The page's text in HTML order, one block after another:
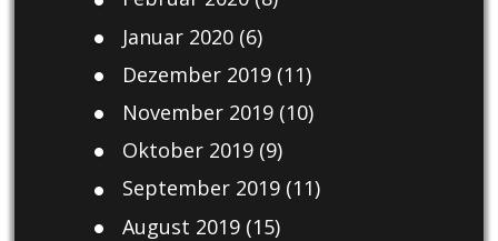
Januar 2020(6)
Dezember 2019(11)
November 2019(10)
Oktober 2019(9)
September 2019(11)
August 2019(15)